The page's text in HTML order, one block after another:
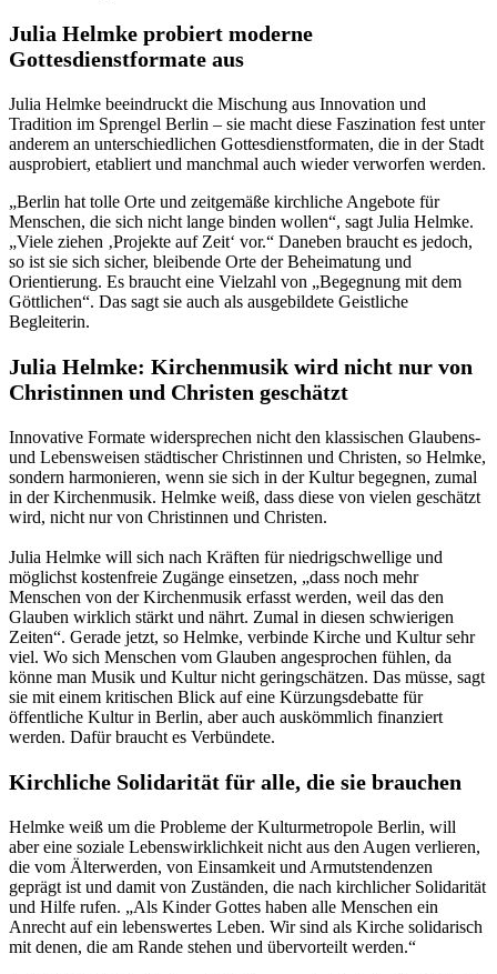
Julia Helmke probiert moderne
Gottesdienstformate aus
Julia Helmke beeindruckt die Mischung aus Innovation und
Tradition im Sprengel Berlin – sie macht diese Faszination fest unter
anderem an unterschiedlichen Gottesdienstformaten, die in der Stadt
ausprobiert, etabliert und manchmal auch wieder verworfen werden.
„Berlin hat tolle Orte und zeitgemäße kirchliche Angebote für
Menschen, die sich nicht lange binden wollen“, sagt Julia Helmke.
„Viele ziehen ‚Projekte auf Zeit‘ vor.“ Daneben braucht es jedoch,
so ist sie sich sicher, bleibende Orte der Beheimatung und
Orientierung. Es braucht eine Vielzahl von „Begegnung mit dem
Göttlichen“. Das sagt sie auch als ausgebildete Geistliche
Begleiterin.
Julia Helmke: Kirchenmusik wird nicht nur von
Christinnen und Christen geschätzt
Innovative Formate widersprechen nicht den klassischen Glaubens-
und Lebensweisen städtischer Christinnen und Christen, so Helmke,
sondern harmonieren, wenn sie sich in der Kultur begegnen, zumal
in der Kirchenmusik. Helmke weiß, dass diese von vielen geschätzt
wird, nicht nur von Christinnen und Christen.
Julia Helmke will sich nach Kräften für niedrigschwellige und
möglichst kostenfreie Zugänge einsetzen, „dass noch mehr
Menschen von der Kirchenmusik erfasst werden, weil das den
Glauben wirklich stärkt und nährt. Zumal in diesen schwierigen
Zeiten“. Gerade jetzt, so Helmke, verbinde Kirche und Kultur sehr
viel. Wo sich Menschen vom Glauben angesprochen fühlen, da
könne man Musik und Kultur nicht geringschätzen. Das müsse, sagt
sie mit einem kritischen Blick auf eine Kürzungsdebatte für
öffentliche Kultur in Berlin, aber auch auskömmlich finanziert
werden. Dafür braucht es Verbündete.
Kirchliche Solidarität für alle, die sie brauchen
Helmke weiß um die Probleme der Kulturmetropole Berlin, will
aber eine soziale Lebenswirklichkeit nicht aus den Augen verlieren,
die vom Älterwerden, von Einsamkeit und Armutstendenzen
geprägt ist und damit von Zuständen, die nach kirchlicher Solidarität
und Hilfe rufen. „Als Kinder Gottes haben alle Menschen ein
Anrecht auf ein lebenswertes Leben. Wir sind als Kirche solidarisch
mit denen, die am Rande stehen und übervorteilt werden.“